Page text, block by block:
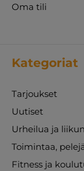
Oma tili
Kategoriat
Tarjoukset
Uutiset
Urheilua ja
Toimintaa,
Fitness ja